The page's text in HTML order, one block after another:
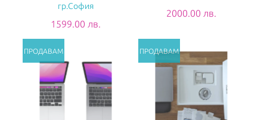
гр.София
1599.00 лв.
2000.00 лв.